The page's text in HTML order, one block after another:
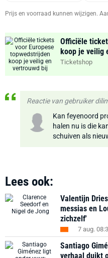
Prijs en voorraad kunnen wijzigen.
Officiële
koop je veilig
Ticketshop
Reactie van gebruiker
Kan feyenoord
halen nu is die
schuiven als
Lees ook:
Valentijn
messias en
zichzelf'
7 aug.
Santiago
verhaal duikt